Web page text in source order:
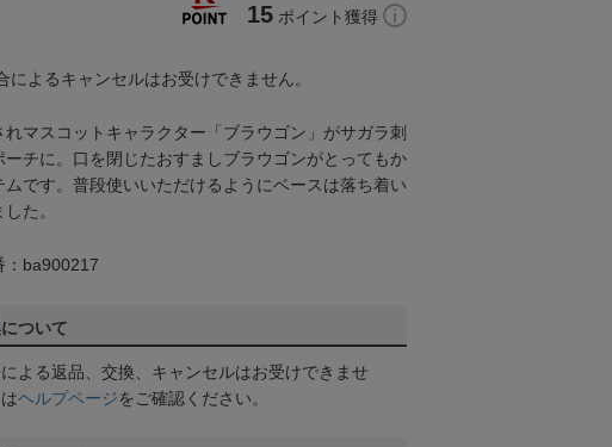
15 ポイント獲得
よるキャンセルはお受けできません。
れマスコットキャラクター「ブラウゴン」がサガラ刺
ーチに。口を閉じたおすましブラウゴンがとってもか
ムです。普段使いいただけるようにベースは落ち着い
た。
：ba900217
ついて
よる返品、交換、キャンセルはお受けできませ
ヘルプページをご確認ください。